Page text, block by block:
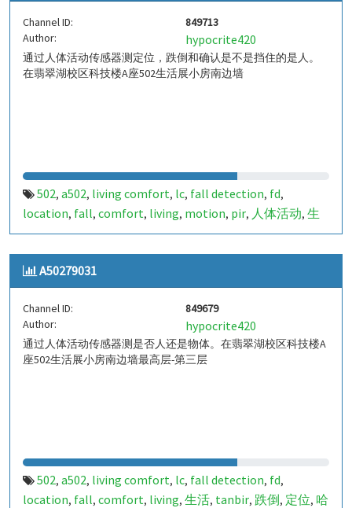
Channel ID:
849713
Author:
hypocrite420
通过人体活动传感器测定位，跌倒和确认是不是挡住的是人。
在翡翠湖校区科技楼A座502生活展小房南边墙
502, a502, living comfort, lc, fall detection, fd,
location, fall, comfort, living, motion, pir, 人体活动, 生
活,tanbir,跌倒,定位,哈山,室内定位,室内,indoor,
indoor living comfort,ilc,indoor living quality,ilq,
a50279049,849713
A50279031
Channel ID:
849679
Author:
hypocrite420
通过人体活动传感器测是否人还是物体。在翡翠湖校区科技楼A
座502生活展小房南边墙最高层-第三层
502, a502, living comfort, lc, fall detection, fd,
location, fall, comfort, living, 生活, tanbir, 跌倒, 定位, 哈